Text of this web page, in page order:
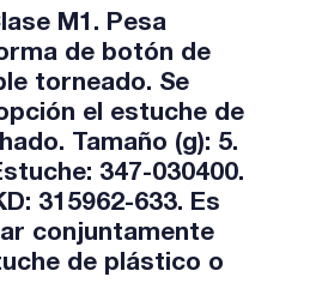
M1. Pesa
de botón de
torneado. Se
el estuche de
Tamaño (g): 5.
347-030400.
315962-633. Es
conjuntamente
de plástico o